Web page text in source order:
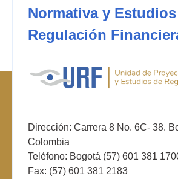
Normativa y
Regulación
Dirección: Carrera 8 No. 6C- 38.
Colombia
Teléfono: Bogotá (57) 601 381
Fax: (57) 601 381 2183